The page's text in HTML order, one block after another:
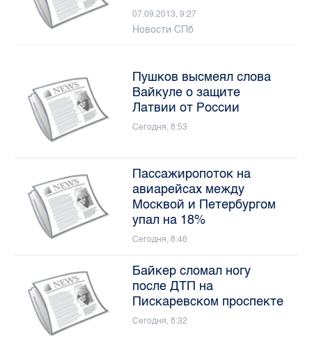
Новости СПб
Вайкуле о защите
Латвии от России
Сегодня, 8:53
Москвой и Петербургом
упал на 18%
Сегодня, 8:46
Байкер сломал ногу
Пискаревском проспекте
Сегодня, 8:32
В районе